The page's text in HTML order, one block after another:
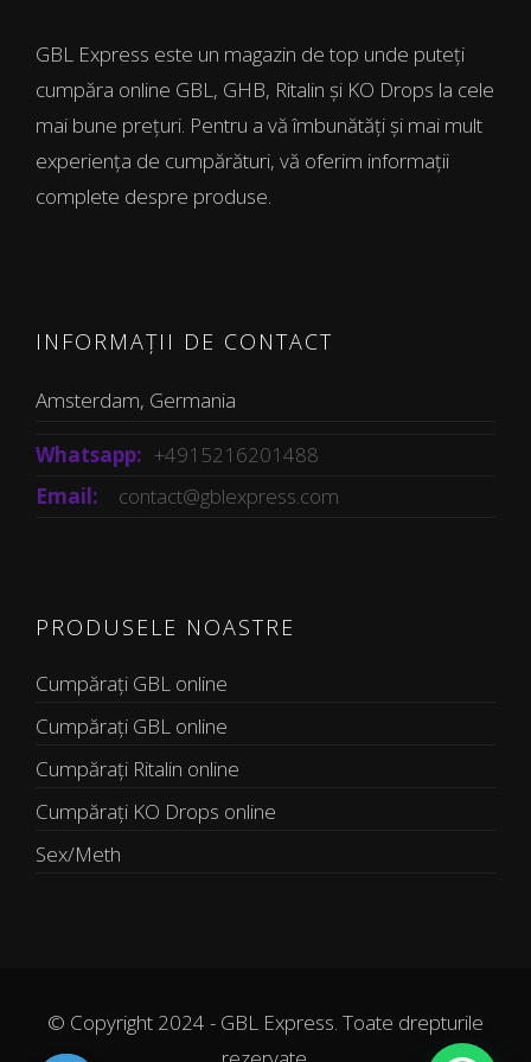
GBL Express este un magazin de top unde puteți
cumpăra online GBL, GHB, Ritalin și KO Drops la cele
mai bune prețuri. Pentru a vă îmbunătăți și mai mult
experiența de cumpărături, vă oferim informații
complete despre produse.
INFORMAȚII DE CONTACT
Amsterdam, Germania
Whatsapp: +4915216201488
Email:
contact@gblexpress.com
PRODUSELE NOASTRE
Cumpărați GBL online
Cumpărați GBL online
Cumpărați Ritalin online
Cumpărați KO Drops online
Sex/Meth
© Copyright 2024 - GBL Express. Toate drepturile